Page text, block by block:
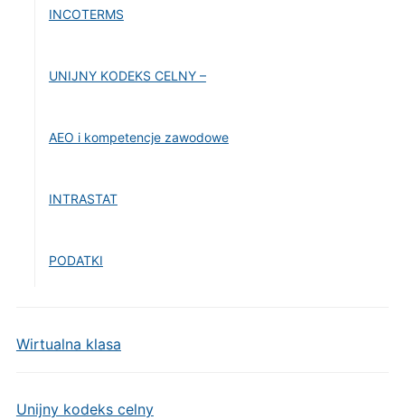
INCOTERMS
UNIJNY KODEKS CELNY –
AEO i kompetencje zawodowe
INTRASTAT
PODATKI
Wirtualna klasa
Unijny kodeks celny